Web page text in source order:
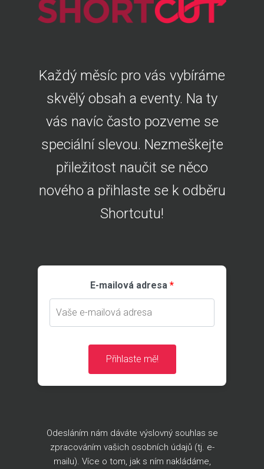
Každý měsíc pro vás vybíráme
skvělý obsah a eventy. Na ty
vás navíc často pozveme se
speciální slevou. Nezmeškejte
přiležitost naučit se něco
nového a přihlaste se k odběru
Shortcutu!
E-mailová adresa
Přihlaste mě!
Odesláním nám dáváte výslovný souhlas se
zpracováním vašich osobních údajů (tj. e-
mailu). Více o tom, jak s ním nakládáme,